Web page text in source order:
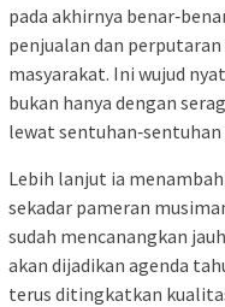
pada akhirnya
penjualan dan
masyarakat. Ini wujud
bukan hanya dengan
lewat sentuhan‑sentuhan
Lebih lanjut ia
sekadar pameran
sudah mencanangkan
akan dijadikan agenda
terus ditingkatkan